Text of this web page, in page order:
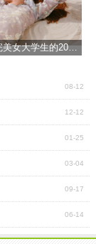
蟾折桂，舍我
紧跟
，夯
头上的太阳缺
要勇往直前、
秒之功，始得一
女性励志：完美女大学生的20个优点
08-12
12-12
01-25
03-04
09-17
06-14